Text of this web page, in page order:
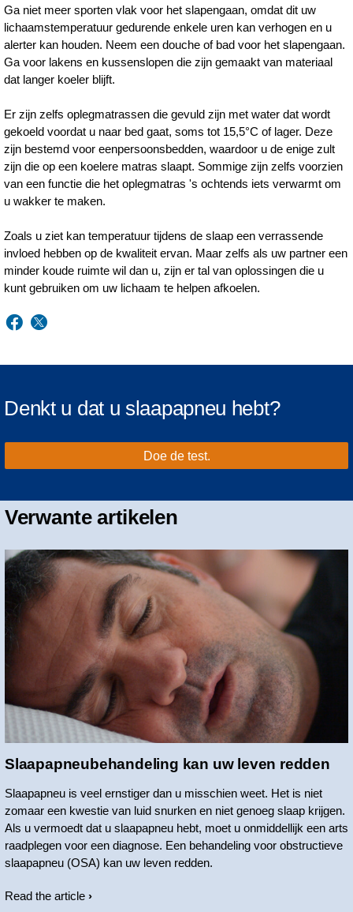
Ga niet meer sporten vlak voor het slapengaan, omdat dit uw
lichaamstemperatuur gedurende enkele uren kan verhogen en u
alerter kan houden. Neem een douche of bad voor het slapengaan.
Ga voor lakens en kussenslopen die zijn gemaakt van materiaal
dat langer koeler blijft.
Er zijn zelfs oplegmatrassen die gevuld zijn met water dat wordt
gekoeld voordat u naar bed gaat, soms tot 15,5°C of lager. Deze
zijn bestemd voor eenpersoonsbedden, waardoor u de enige zult
zijn die op een koelere matras slaapt. Sommige zijn zelfs voorzien
van een functie die het oplegmatras 's ochtends iets verwarmt om
u wakker te maken.
Zoals u ziet kan temperatuur tijdens de slaap een verrassende
invloed hebben op de kwaliteit ervan. Maar zelfs als uw partner een
minder koude ruimte wil dan u, zijn er tal van oplossingen die u
kunt gebruiken om uw lichaam te helpen afkoelen.
Denkt u dat u slaapapneu hebt?
Doe de test.
Verwante artikelen
Slaapapneubehandeling kan uw leven redden
Slaapapneu is veel ernstiger dan u misschien weet. Het is niet
zomaar een kwestie van luid snurken en niet genoeg slaap krijgen.
Als u vermoedt dat u slaapapneu hebt, moet u onmiddellijk een arts
raadplegen voor een diagnose. Een behandeling voor obstructieve
slaapapneu (OSA) kan uw leven redden.
Read the article